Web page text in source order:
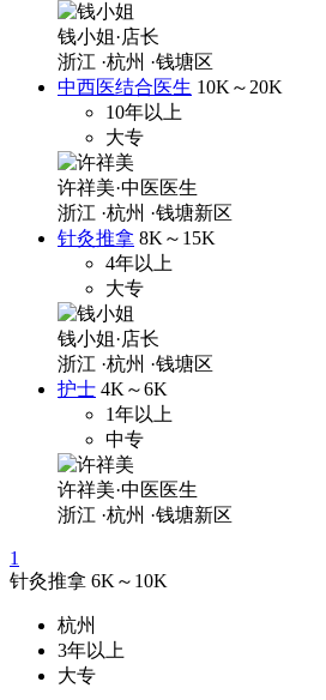
钱小姐·店长
浙江 ·杭州 ·钱塘区
中西医结合医生 10K～20K
10年以上
大专
许祥美·中医医生
浙江 ·杭州 ·钱塘新区
针灸推拿 8K～15K
4年以上
大专
钱小姐·店长
浙江 ·杭州 ·钱塘区
护士 4K～6K
1年以上
中专
许祥美·中医医生
浙江 ·杭州 ·钱塘新区
1
针灸推拿 6K～10K
杭州
3年以上
大专